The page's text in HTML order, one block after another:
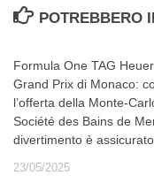
POTREBBERO
Formula One TAG Heuer
Grand Prix di Monaco:
l’offerta della Monte-
Société des Bains de
divertimento è assicurato
23/05/2025